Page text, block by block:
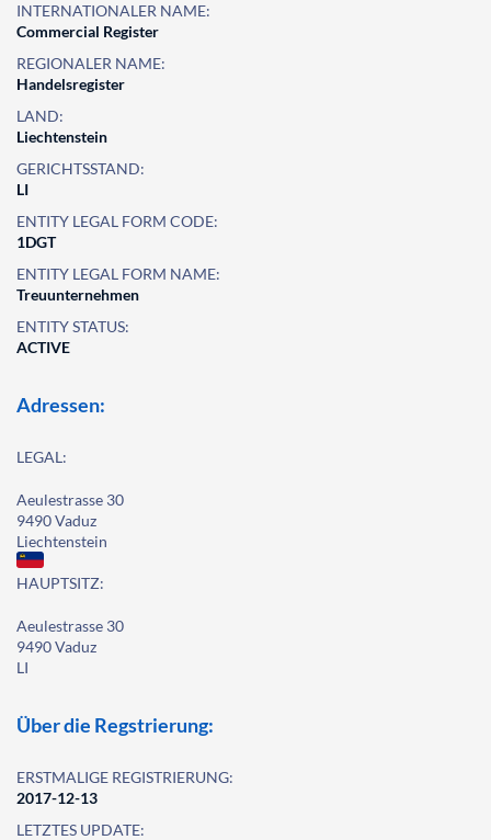
INTERNATIONALER NAME:
Commercial Register
REGIONALER NAME:
Handelsregister
LAND:
Liechtenstein
GERICHTSSTAND:
LI
ENTITY LEGAL FORM CODE:
1DGT
ENTITY LEGAL FORM NAME:
Treuunternehmen
ENTITY STATUS:
ACTIVE
Adressen:
LEGAL:
Aeulestrasse 30
9490 Vaduz
Liechtenstein
HAUPTSITZ:
Aeulestrasse 30
9490 Vaduz
LI
Über die Regstrierung:
ERSTMALIGE REGISTRIERUNG:
2017-12-13
LETZTES UPDATE: